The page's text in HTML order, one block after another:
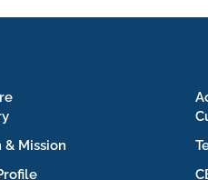
& Mission